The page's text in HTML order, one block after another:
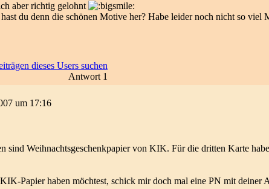
aber richtig gelohnt
du denn die schönen Motive her? Habe leider noch nicht so viel
Antwort 1
um 17:16
sind Weihnachtsgeschenkpapier von KIK. Für die dritten Karte
Papier haben möchtest, schick mir doch mal eine PN mit deiner